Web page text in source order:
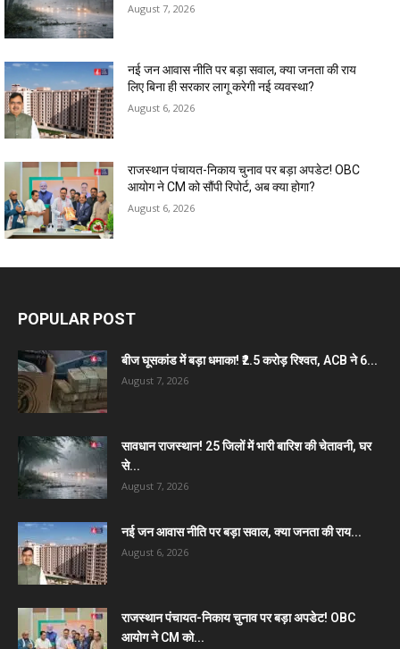
August 7, 2026
नई जन आवास नीति पर बड़ा सवाल, क्या जनता की राय
लिए बिना ही सरकार लागू करेगी नई व्यवस्था?
August 6, 2026
राजस्थान पंचायत-निकाय चुनाव पर बड़ा अपडेट! OBC
आयोग ने CM को सौंपी रिपोर्ट, अब क्या होगा?
August 6, 2026
POPULAR POST
बीज घूसकांड में बड़ा धमाका! ₹2.5 करोड़ रिश्वत, ACB ने 6...
August 7, 2026
सावधान राजस्थान! 25 जिलों में भारी बारिश की चेतावनी, घर
से...
August 7, 2026
नई जन आवास नीति पर बड़ा सवाल, क्या जनता की राय...
August 6, 2026
राजस्थान पंचायत-निकाय चुनाव पर बड़ा अपडेट! OBC
आयोग ने CM को...